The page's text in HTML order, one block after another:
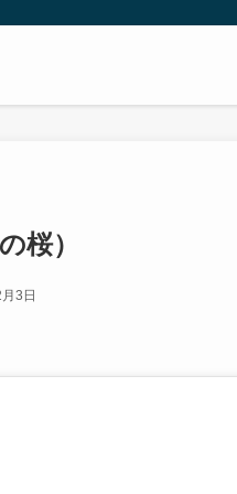
桜）
3日